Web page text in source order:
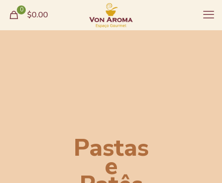
0 $0.00
Pastas
e